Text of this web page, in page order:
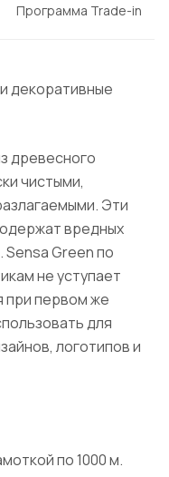
Программа Trade-in
декоративные
древесного
чистыми,
Эти
вредных
Green по
не уступает
при первом же
для
логотипов и
по 1000 м.